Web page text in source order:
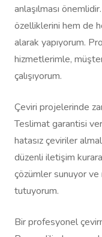
anlaşılması
özelliklerini hem de
alarak yapıyorum.
hizmetlerimle,
çalışıyorum.
Çeviri projelerinde
Teslimat garantisi
hatasız çeviriler
düzenli iletişim
çözümler sunuyor
tutuyorum.
Bir profesyonel